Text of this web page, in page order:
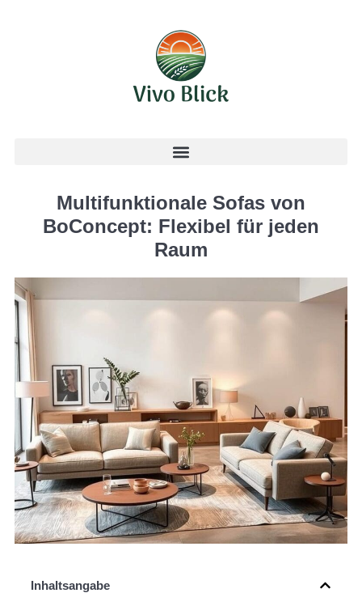
Multifunktionale Sofas von
BoConcept: Flexibel für jeden
Raum
Inhaltsangabe